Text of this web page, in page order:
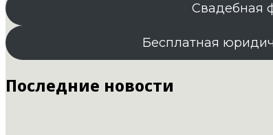
Свадебная
Бесплатная
Последние новости